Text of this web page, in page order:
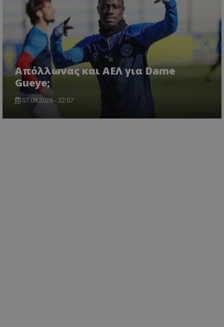
Απόλλωνας και ΑΕΛ για Dame
Gueye;
07.08.2026 - 22:07